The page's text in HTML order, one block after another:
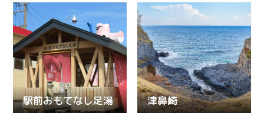
駅前おもてなし足湯 津鼻崎